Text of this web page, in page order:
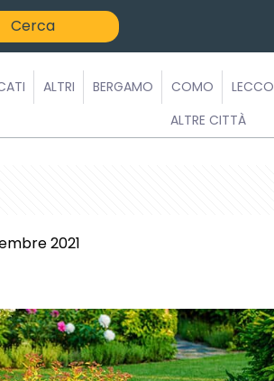
ALTRI BERGAMO COMO LECCO
ALTRE CITTÀ
2021